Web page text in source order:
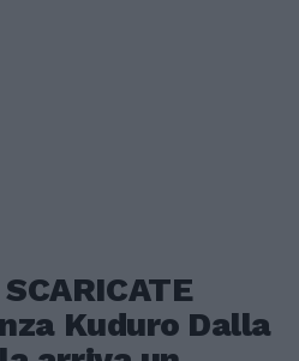
Kuduro Dalla